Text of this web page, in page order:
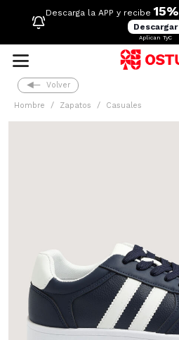
Descarga la APP y recibe 15%
Descargar
Aplican TyC
Volver
Hombre Zapatos Casuales